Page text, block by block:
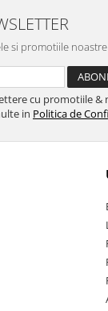
si promotiile noastre
cu promotiile &
in Politica de